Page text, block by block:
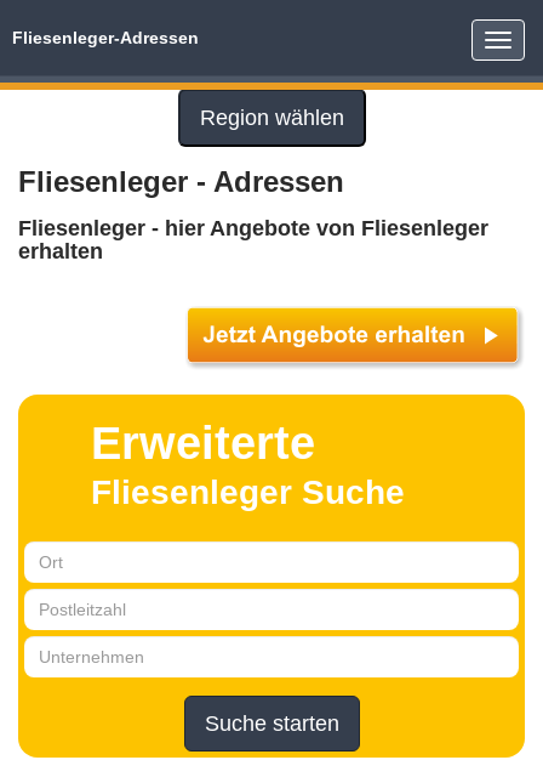
Toggle
Fliesenleger-Adressen
Region wählen
Fliesenleger - Adressen
Fliesenleger - hier Angebote von Fliesenleger
erhalten
Erweiterte
Fliesenleger Suche
Suche starten